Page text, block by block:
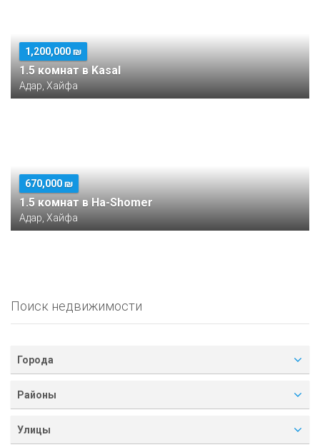
1,200,000 ₪
1.5 комнат в Kasal
Адар, Хайфа
670,000 ₪
1.5 комнат в Ha-Shomer
Адар, Хайфа
Поиск недвижимости
Города
Районы
Улицы